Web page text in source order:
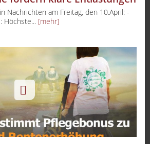
Nachrichten am Freitag, den 10.April: -
Höchste... [mehr]